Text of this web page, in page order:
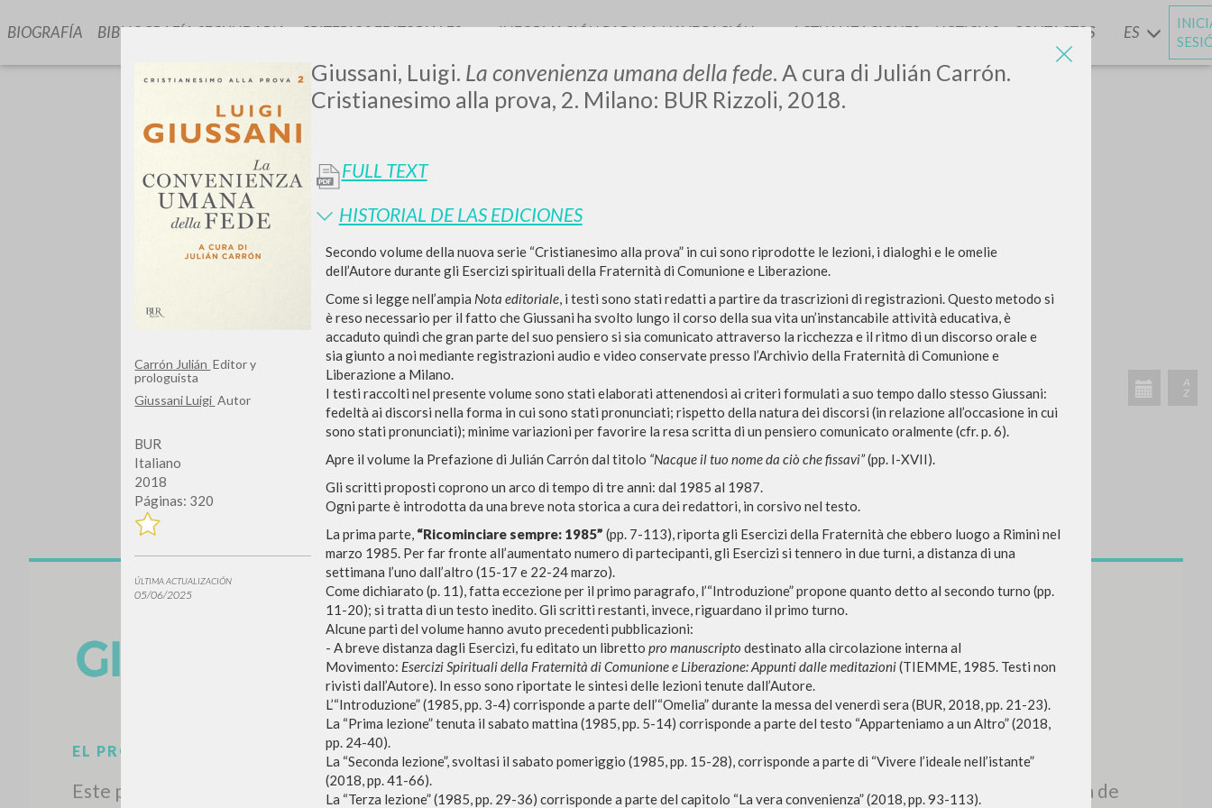
Carrón Julián Editor y
prologuista
Giussani Luigi Autor
BUR
Italiano
2018
Páginas: 320
ÚLTIMA ACTUALIZACIÓN
05/06/2025
Giussani, Luigi. La convenienza umana della fede. A cura di Julián Carrón.
Cristianesimo alla prova, 2. Milano: BUR Rizzoli, 2018.
FULL TEXT
HISTORIAL DE LAS EDICIONES
Secondo volume della nuova serie “Cristianesimo alla prova” in cui sono riprodotte le lezioni, i dialoghi e le omelie
dell’Autore durante gli Esercizi spirituali della Fraternità di Comunione e Liberazione.
Come si legge nell’ampia Nota editoriale, i testi sono stati redatti a partire da trascrizioni di registrazioni. Questo metodo si
è reso necessario per il fatto che Giussani ha svolto lungo il corso della sua vita un’instancabile attività educativa, è
accaduto quindi che gran parte del suo pensiero si sia comunicato attraverso la ricchezza e il ritmo di un discorso orale e
sia giunto a noi mediante registrazioni audio e video conservate presso l’Archivio della Fraternità di Comunione e
Liberazione a Milano.
I testi raccolti nel presente volume sono stati elaborati attenendosi ai criteri formulati a suo tempo dallo stesso Giussani:
fedeltà ai discorsi nella forma in cui sono stati pronunciati; rispetto della natura dei discorsi (in relazione all’occasione in cui
sono stati pronunciati); minime variazioni per favorire la resa scritta di un pensiero comunicato oralmente (cfr. p. 6).
Apre il volume la Prefazione di Julián Carrón dal titolo “Nacque il tuo nome da ciò che fissavi”(pp. I-XVII).
Gli scritti proposti coprono un arco di tempo di tre anni: dal 1985 al 1987.
Ogni parte è introdotta da una breve nota storica a cura dei redattori, in corsivo nel testo.
La prima parte, “Ricominciare sempre: 1985” (pp. 7-113), riporta gli Esercizi della Fraternità che ebbero luogo a Rimini nel
marzo 1985. Per far fronte all’aumentato numero di partecipanti, gli Esercizi si tennero in due turni, a distanza di una
settimana l’uno dall’altro (15-17 e 22-24 marzo).
Come dichiarato (p. 11), fatta eccezione per il primo paragrafo, l’“Introduzione” propone quanto detto al secondo turno (pp.
11-20); si tratta di un testo inedito. Gli scritti restanti, invece, riguardano il primo turno.
Alcune parti del volume hanno avuto precedenti pubblicazioni:
- A breve distanza dagli Esercizi, fu editato un libretto pro manuscripto destinato alla circolazione interna al
Movimento: Esercizi Spirituali della Fraternità di Comunione e Liberazione: Appunti dalle meditazioni(TIEMME, 1985. Testi non
rivisti dall’Autore). In esso sono riportate le sintesi delle lezioni tenute dall’Autore.
L’“Introduzione” (1985, pp. 3-4) corrisponde a parte dell’“Omelia” durante la messa del venerdì sera (BUR, 2018, pp. 21-23).
La “Prima lezione” tenuta il sabato mattina (1985, pp. 5-14) corrisponde a parte del testo “Apparteniamo a un Altro” (2018,
pp. 24-40).
La “Seconda lezione”, svoltasi il sabato pomeriggio (1985, pp. 15-28), corrisponde a parte di “Vivere l’ideale nell’istante”
(2018, pp. 41-66).
La “Terza lezione” (1985, pp. 29-36) corrisponde a parte del capitolo “La vera convenienza” (2018, pp. 93-113).
LUIGI
GIUSSANI
scritti
BIOGRAFÍA BIBLIOGRAFÍA SECUNDARIA CRITERIOS EDITORIALES INFORMACIÓN PARA LA NAVEGACIÓN ACTUALIZACIONESYNOTICIAS CONTACTOS ES
Frase exacta BUSCA
¿Quieres resultados aún más precisos? Utilizar el BÚSQUEDA AVANZADA »
0 DOCUMENTOS ENCONTRADOS
Ver detalles por tipo
IDIOMA AUTOR AÑO ACTIVIDADES RECIENTES